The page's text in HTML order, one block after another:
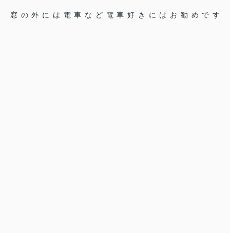
窓の外には電車など電車好きにはお勧めです